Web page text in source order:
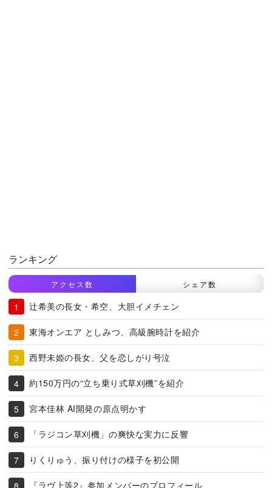
ランキング
アクセス数 シェア数
辻希美の長女・希空、大胆イメチェン
東海オンエア としみつ、高級腕時計を紹介
西野未姫の長女、父を恋しがり号泣
約150万円の“立ち乗り式草刈機”を紹介
宮本佳林 AI開発の原点明かす
「ラジコン草刈機」の爽快な実力に反響
りくりゅう、振り付けの様子を初公開
『ラヴ上等2』参加メンバーのプロフィール